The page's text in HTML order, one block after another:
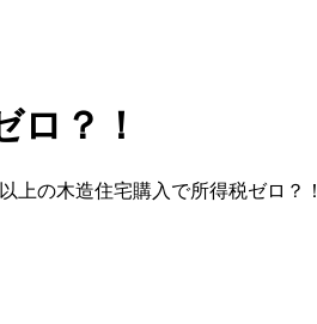
ロ？​！
上の木造住宅購入で所得税ゼロ？​！